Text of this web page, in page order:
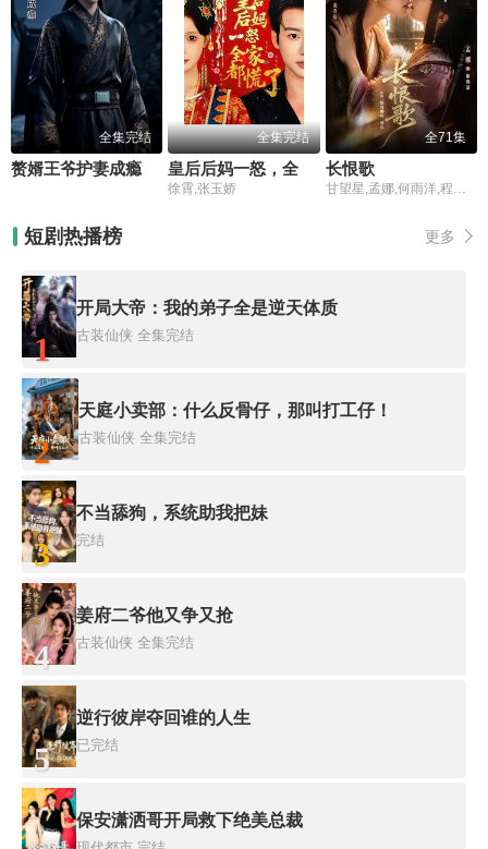
全集完结
赘婿王爷护妻成瘾
全集完结
皇后后妈一怒，全家都慌了
徐霄,张玉娇
全71集
长恨歌
甘望星,孟娜,何雨洋,程七月
短剧热播榜 更多
1
开局大帝：我的弟子全是逆天体质
古装仙侠 全集完结
2
天庭小卖部：什么反骨仔，那叫打工仔！
古装仙侠 全集完结
3
不当舔狗，系统助我把妹
完结
4
姜府二爷他又争又抢
古装仙侠 全集完结
5
逆行彼岸夺回谁的人生
已完结
保安潇洒哥开局救下绝美总裁